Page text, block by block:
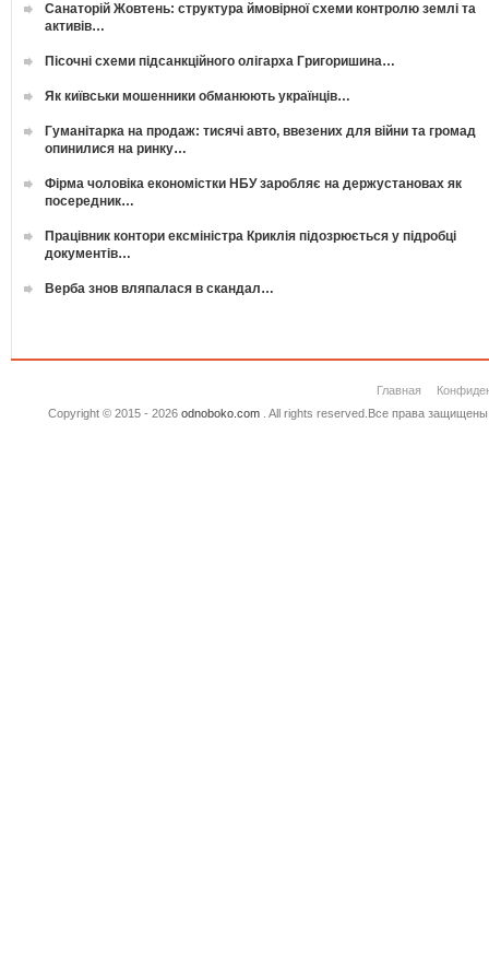
Санаторій Жовтень: структура ймовірної схеми контролю землі та
активів…
Пісочні схеми підсанкційного олігарха Григоришина…
Як київськи мошенники обманюють українців…
Гуманітарка на продаж: тисячі авто, ввезених для війни та громад
опинилися на ринку…
Фірма чоловіка економістки НБУ заробляє на держустановах як
посередник…
Працівник контори ексміністра Криклія підозрюється у підробці
документів…
Верба знов вляпалася в скандал…
Главная
Copyright © 2015 - 2026 odnoboko.com. All rights reserved.Все права защищены.